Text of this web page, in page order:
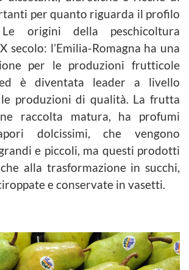
per quanto riguarda il profilo
Le origini della peschicoltura
secolo: l’Emilia-Romagna ha una
per le produzioni frutticole
ed è diventata leader a livello
produzioni di qualità. La frutta
raccolta matura, ha profumi
dolcissimi, che vengono
e piccoli, ma questi prodotti
alla trasformazione in succhi,
e conservate in vasetti.